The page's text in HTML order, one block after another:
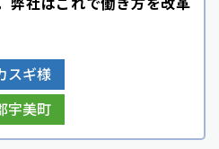
スギ様
宇美町